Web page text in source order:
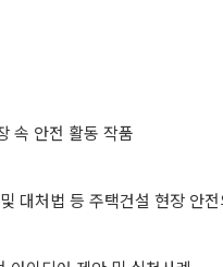
속 안전 활동 작품
대처법 등 주택건설 현장 안